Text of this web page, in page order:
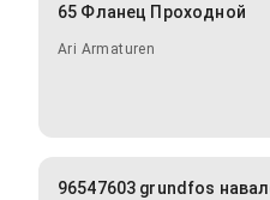
65 Фланец Проходной
Ari Armaturen
96547603 grundfos